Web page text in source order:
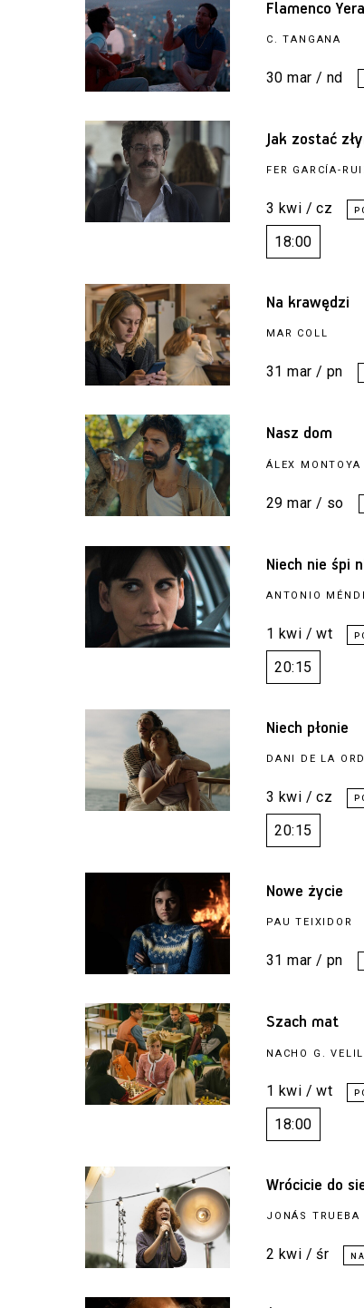
Flamenco
C. TANGANA
30 mar / nd
Jak zostać
FER GARCÍA-
3 kwi / cz
18:00
Na krawędzi
MAR COLL
31 mar / pn
Nasz dom
ÁLEX MONTOYA
29 mar / so
Niech nie śpi
ANTONIO
1 kwi / wt
20:15
Niech płonie
DANI DE LA
3 kwi / cz
20:15
Nowe życie
PAU TEIXIDOR
31 mar / pn
Szach mat
NACHO G.
1 kwi / wt
18:00
Wrócicie do
JONÁS TRUEBA
2 kwi / śr